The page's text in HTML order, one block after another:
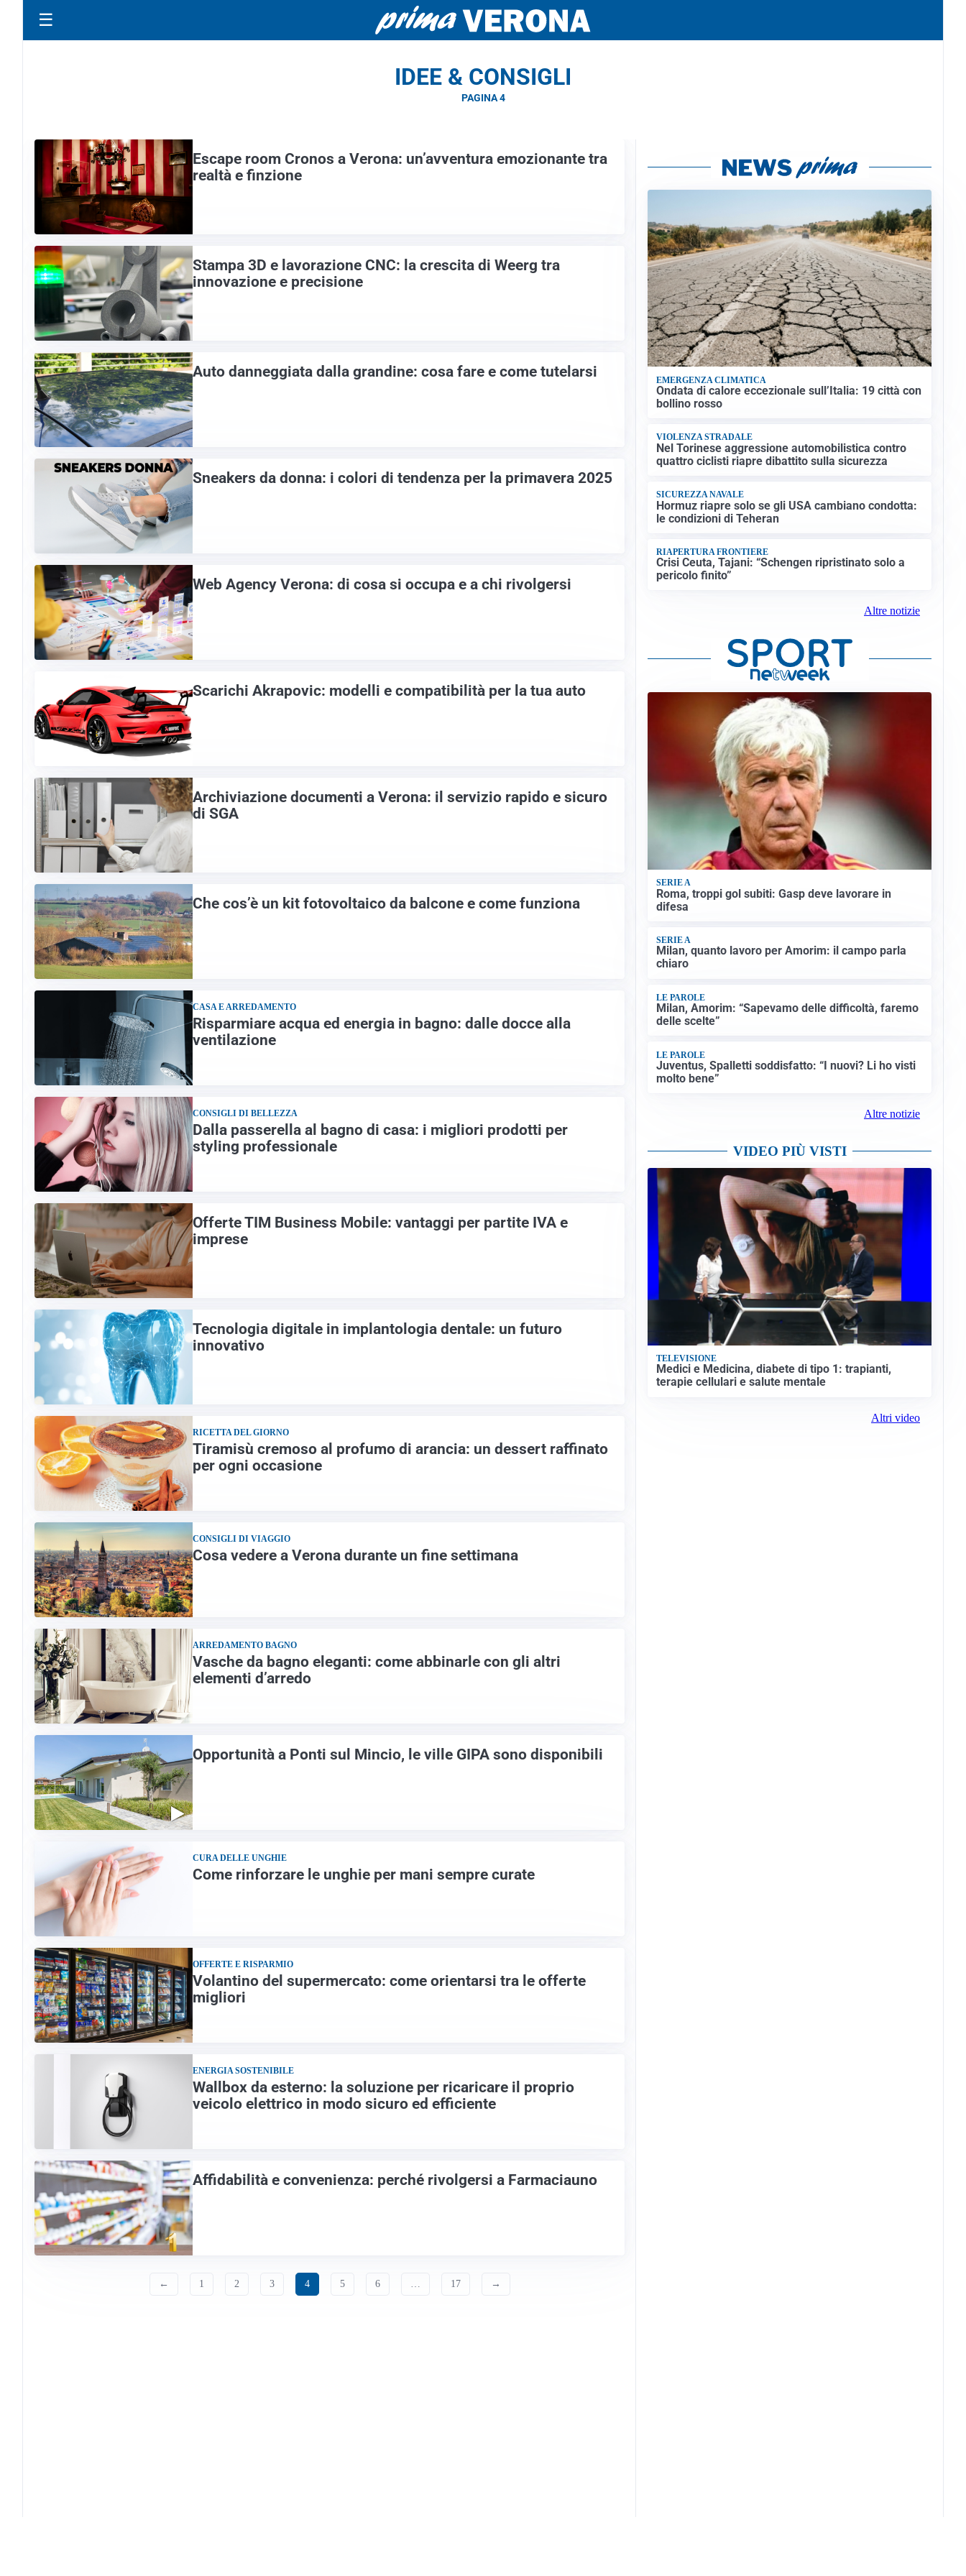
☰
IDEE & CONSIGLI
PAGINA 4
Escape room Cronos a Verona: un’avventura emozionante tra
realtà e finzione
Stampa 3D e lavorazione CNC: la crescita di Weerg tra
innovazione e precisione
Auto danneggiata dalla grandine: cosa fare e come tutelarsi
Sneakers da donna: i colori di tendenza per la primavera 2025
Web Agency Verona: di cosa si occupa e a chi rivolgersi
Scarichi Akrapovic: modelli e compatibilità per la tua auto
Archiviazione documenti a Verona: il servizio rapido e sicuro
di SGA
Che cos’è un kit fotovoltaico da balcone e come funziona
CASA E ARREDAMENTO
Risparmiare acqua ed energia in bagno: dalle docce alla
ventilazione
CONSIGLI DI BELLEZZA
Dalla passerella al bagno di casa: i migliori prodotti per
styling professionale
Offerte TIM Business Mobile: vantaggi per partite IVA e
imprese
Tecnologia digitale in implantologia dentale: un futuro
innovativo
RICETTA DEL GIORNO
Tiramisù cremoso al profumo di arancia: un dessert raffinato
per ogni occasione
CONSIGLI DI VIAGGIO
Cosa vedere a Verona durante un fine settimana
ARREDAMENTO BAGNO
Vasche da bagno eleganti: come abbinarle con gli altri
elementi d’arredo
Opportunità a Ponti sul Mincio, le ville GIPA sono disponibili
CURA DELLE UNGHIE
Come rinforzare le unghie per mani sempre curate
OFFERTE E RISPARMIO
Volantino del supermercato: come orientarsi tra le offerte
migliori
ENERGIA SOSTENIBILE
Wallbox da esterno: la soluzione per ricaricare il proprio
veicolo elettrico in modo sicuro ed efficiente
Affidabilità e convenienza: perché rivolgersi a Farmaciauno
← 1 2 3 4 5 6 … 17 →
EMERGENZA CLIMATICA
Ondata di calore eccezionale sull’Italia: 19 città con
bollino rosso
VIOLENZA STRADALE
Nel Torinese aggressione automobilistica contro
quattro ciclisti riapre dibattito sulla sicurezza
SICUREZZA NAVALE
Hormuz riapre solo se gli USA cambiano condotta:
le condizioni di Teheran
RIAPERTURA FRONTIERE
Crisi Ceuta, Tajani: “Schengen ripristinato solo a
pericolo finito”
Altre notizie
SERIE A
Roma, troppi gol subiti: Gasp deve lavorare in
difesa
SERIE A
Milan, quanto lavoro per Amorim: il campo parla
chiaro
LE PAROLE
Milan, Amorim: “Sapevamo delle difficoltà, faremo
delle scelte”
LE PAROLE
Juventus, Spalletti soddisfatto: “I nuovi? Li ho visti
molto bene”
Altre notizie
VIDEO PIÙ VISTI
TELEVISIONE
Medici e Medicina, diabete di tipo 1: trapianti,
terapie cellulari e salute mentale
Altri video